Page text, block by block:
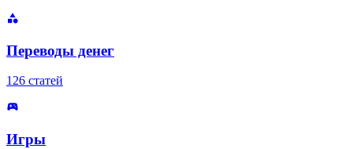
Переводы денег
126 статей
Игры